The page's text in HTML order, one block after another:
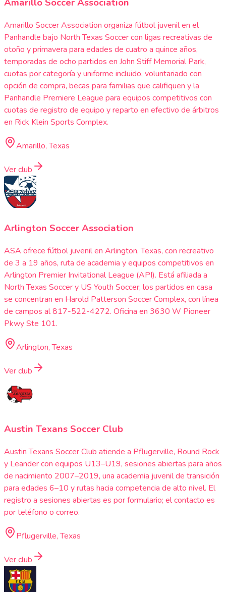
Amarillo Soccer Association
Amarillo Soccer Association organiza fútbol juvenil en el
Panhandle bajo North Texas Soccer con ligas recreativas de
otoño y primavera para edades de cuatro a quince años,
temporadas de ocho partidos en John Stiff Memorial Park,
cuotas por categoría y uniforme incluido, voluntariado con
opción de compra, becas para familias que califiquen y la
Panhandle Premiere League para equipos competitivos con
cuotas de registro de equipo y reparto en efectivo de árbitros
en Rick Klein Sports Complex.
Amarillo, Texas
Ver club
Arlington Soccer Association
ASA ofrece fútbol juvenil en Arlington, Texas, con recreativo
de 3 a 19 años, ruta de academia y equipos competitivos en
Arlington Premier Invitational League (API). Está afiliada a
North Texas Soccer y US Youth Soccer; los partidos en casa
se concentran en Harold Patterson Soccer Complex, con línea
de campos al 817-522-4272. Oficina en 3630 W Pioneer
Pkwy Ste 101.
Arlington, Texas
Ver club
Austin Texans Soccer Club
Austin Texans Soccer Club atiende a Pflugerville, Round Rock
y Leander con equipos U13–U19, sesiones abiertas para años
de nacimiento 2007–2019, una academia juvenil de transición
para edades 6–10 y rutas hacia competencia de alto nivel. El
registro a sesiones abiertas es por formulario; el contacto es
por teléfono o correo.
Pflugerville, Texas
Ver club